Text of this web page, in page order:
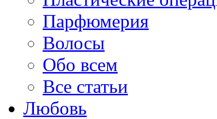
Парфюмерия
Волосы
Обо всем
Все статьи
Любовь